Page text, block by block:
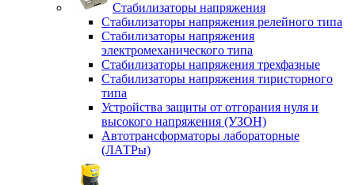
Стабилизаторы напряжения
Стабилизаторы напряжения релейного типа
Стабилизаторы напряжения
электромеханического типа
Стабилизаторы напряжения трехфазные
Стабилизаторы напряжения тиристорного
типа
Устройства защиты от отгорания нуля и
высокого напряжения (УЗОН)
Автотрансформаторы лабораторные
(ЛАТРы)